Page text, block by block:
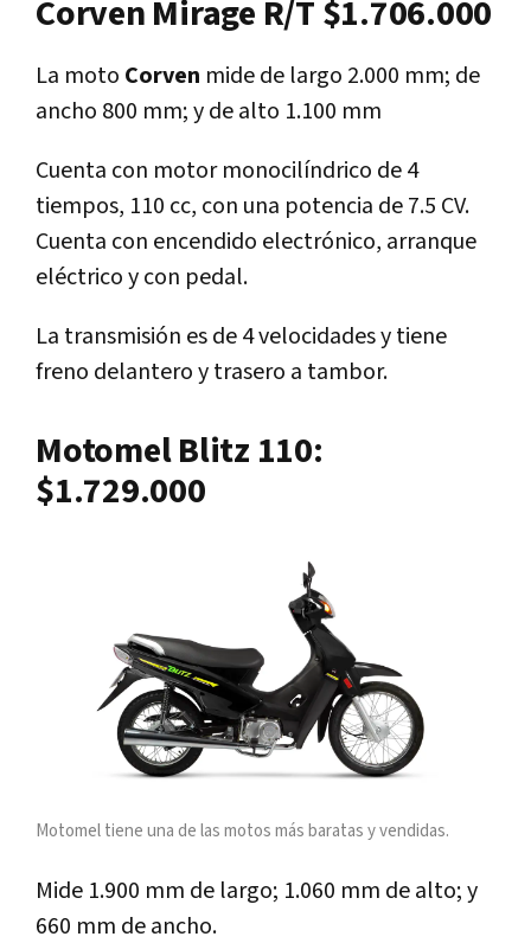
Corven Mirage R/T $1.706.000
La moto Corven mide de largo 2.000 mm; de
ancho 800 mm; y de alto 1.100 mm
Cuenta con motor monocilíndrico de 4
tiempos, 110 cc, con una potencia de 7.5 CV.
Cuenta con encendido electrónico, arranque
eléctrico y con pedal.
La transmisión es de 4 velocidades y tiene
freno delantero y trasero a tambor.
Motomel Blitz 110:
$1.729.000
Motomel tiene una de las motos más baratas y vendidas.
Mide 1.900 mm de largo; 1.060 mm de alto; y
660 mm de ancho.